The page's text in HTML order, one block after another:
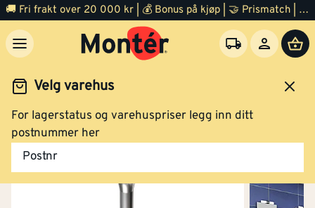
🚚 Fri frakt over 20 000 kr | 💰 Bonus på kjøp | 🤝 Prismatch | ⭐ 100% fornøyd garanti | 🏪 140 byggevarehus
Velg varehus
For lagerstatus og varehuspriser legg inn ditt
postnummer her
Postnr
Festemidler Skruer